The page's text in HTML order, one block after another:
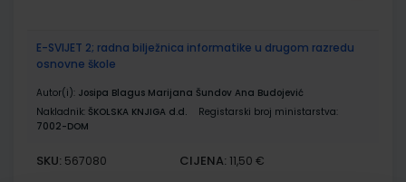
E-SVIJET 2; radna bilježnica informatike u drugom razredu
osnovne škole
Autor(i): Josipa Blagus Marijana Šundov Ana Budojević
Nakladnik: ŠKOLSKA KNJIGA d.d.
Registarski broj ministarstva:
7002-DOM
SKU: 567080 CIJENA: 11,50 €